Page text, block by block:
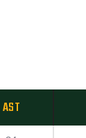
AST